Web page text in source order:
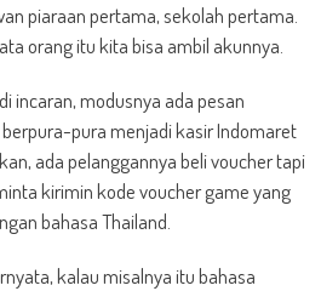
piaraan pertama, sekolah pertama.
orang itu kita bisa ambil akunnya.
incaran, modusnya ada pesan
pura menjadi kasir Indomaret
ada pelanggannya beli voucher tapi
kirimin kode voucher game yang
bahasa Thailand.
kalau misalnya itu bahasa